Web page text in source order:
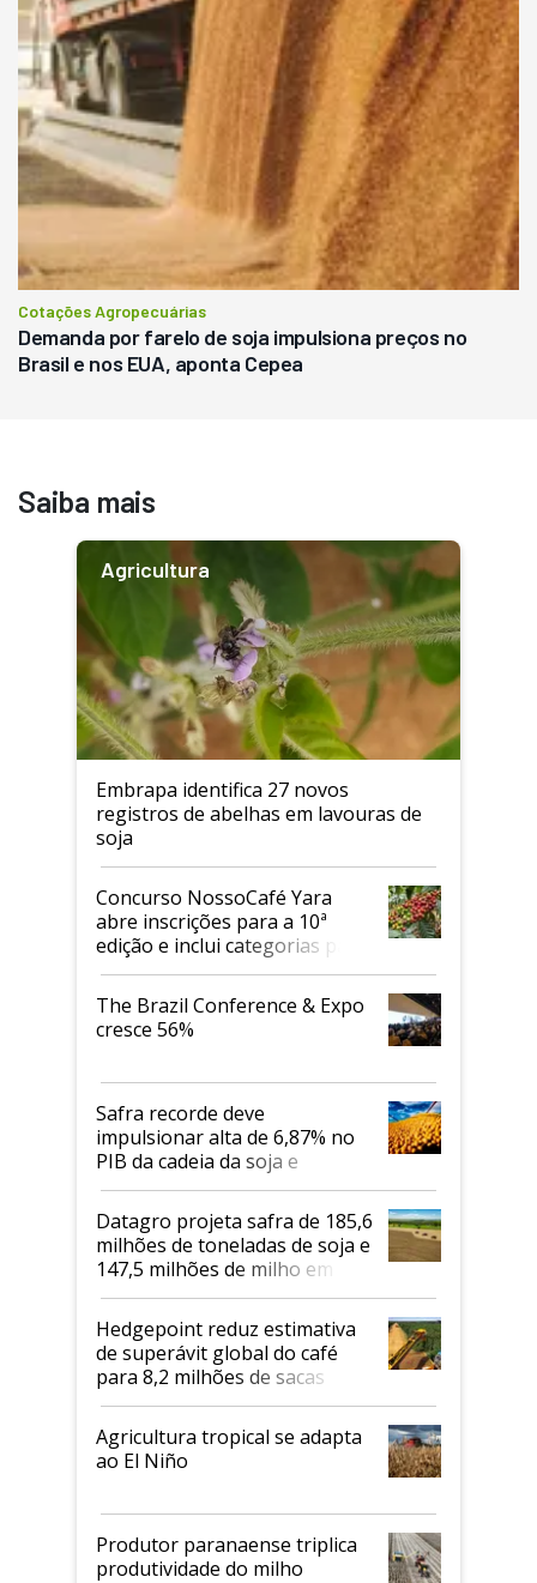
Cotações Agropecuárias
Demanda por farelo de soja impulsiona preços no
Brasil e nos EUA, aponta Cepea
Saiba mais
Agricultura
Embrapa identifica 27 novos
registros de abelhas em lavouras de
soja
Concurso NossoCafé Yara
abre inscrições para a 10ª
edição e inclui categorias para
cafés Canephora
The Brazil Conference & Expo
cresce 56%
Safra recorde deve
impulsionar alta de 6,87% no
PIB da cadeia da soja e
biodiesel em 2026
Datagro projeta safra de 185,6
milhões de toneladas de soja e
147,5 milhões de milho em
2026/27
Hedgepoint reduz estimativa
de superávit global do café
para 8,2 milhões de sacas
Agricultura tropical se adapta
ao El Niño
Produtor paranaense triplica
produtividade do milho